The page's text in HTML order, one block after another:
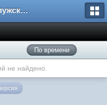
Блоги Калужского перекрестка
По времени
не найдено.